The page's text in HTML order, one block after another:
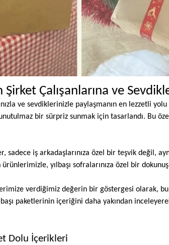
Çalışanlarına ve
ve sevdiklerinizle paylaşmanın en lezzetli
bir sürpriz sunmak için tasarlandı. Bu
iş arkadaşlarınıza özel bir teşvik değil,
yılbaşı sofralarınıza özel bir
verdiğimiz değerin bir göstergesi olarak,
paketlerinin içeriğini daha yakından
Dolu İçerikleri